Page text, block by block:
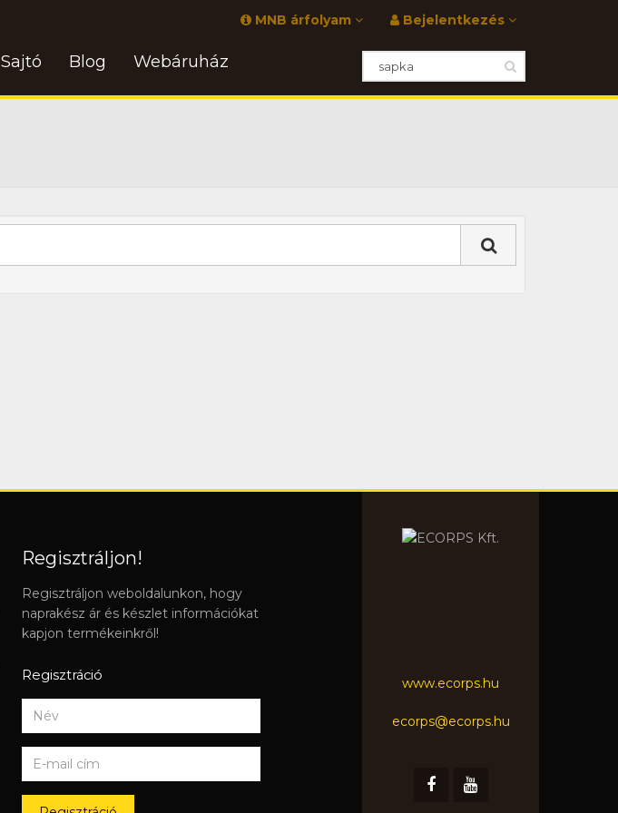
Bejelentkezés
MNB árfolyam
Sajtó Blog Webáruház
Regisztráljon!
Regisztráljon weboldalunkon, hogy
naprakész ár és készlet információkat
kapjon termékeinkről!
Regisztráció www.ecorps.hu
ecorps@ecorps.hu